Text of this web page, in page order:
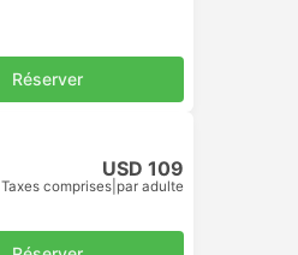
Réserver
USD 109
Taxes comprises par adulte